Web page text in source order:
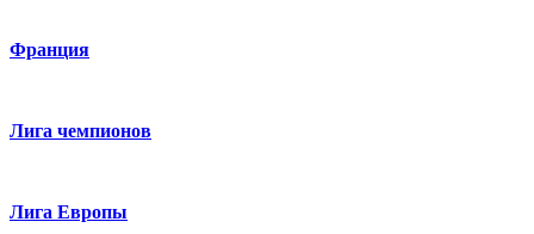
Франция
Лига чемпионов
Лига Европы